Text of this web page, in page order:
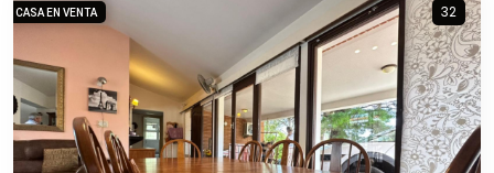
CASA EN VENTA 32